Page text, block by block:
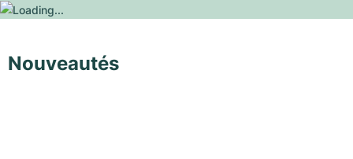
Nouveautés